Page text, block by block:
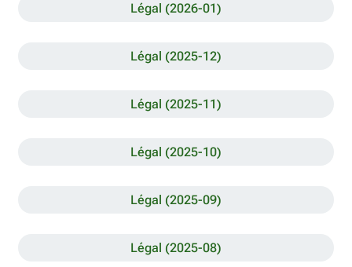
Légal (2026-01)
Légal (2025-12)
Légal (2025-11)
Légal (2025-10)
Légal (2025-09)
Légal (2025-08)